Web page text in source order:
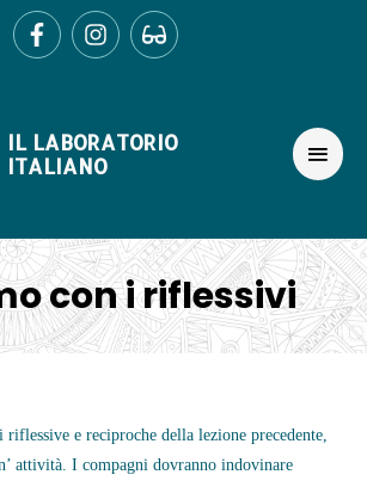
IL LABORATORIO
ITALIANO
con i riflessivi
e reciproche della lezione precedente,
attività. I compagni dovranno indovinare